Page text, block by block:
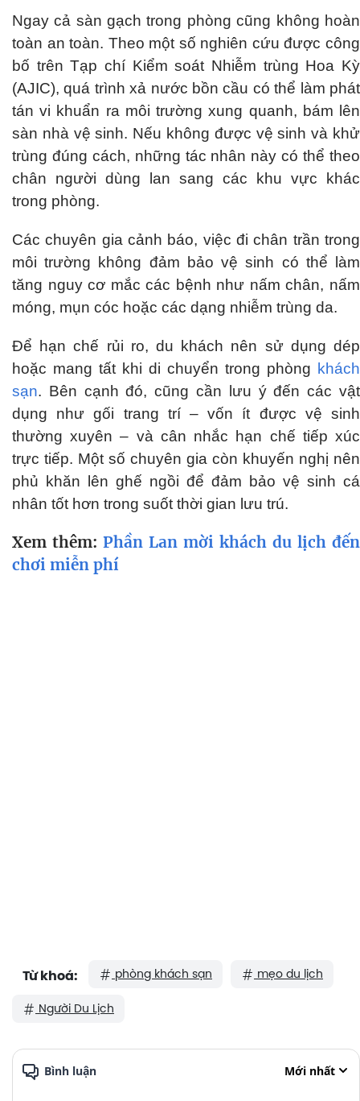
Ngay cả sàn gạch trong phòng cũng không hoàn
toàn an toàn. Theo một số nghiên cứu được công
bố trên Tạp chí Kiểm soát Nhiễm trùng Hoa Kỳ
(AJIC), quá trình xả nước bồn cầu có thể làm phát
tán vi khuẩn ra môi trường xung quanh, bám lên
sàn nhà vệ sinh. Nếu không được vệ sinh và khử
trùng đúng cách, những tác nhân này có thể theo
chân người dùng lan sang các khu vực khác
trong phòng.
Các chuyên gia cảnh báo, việc đi chân trần trong
môi trường không đảm bảo vệ sinh có thể làm
tăng nguy cơ mắc các bệnh như nấm chân, nấm
móng, mụn cóc hoặc các dạng nhiễm trùng da.
Để hạn chế rủi ro, du khách nên sử dụng dép
hoặc mang tất khi di chuyển trong phòng khách
sạn. Bên cạnh đó, cũng cần lưu ý đến các vật
dụng như gối trang trí – vốn ít được vệ sinh
thường xuyên – và cân nhắc hạn chế tiếp xúc
trực tiếp. Một số chuyên gia còn khuyến nghị nên
phủ khăn lên ghế ngồi để đảm bảo vệ sinh cá
nhân tốt hơn trong suốt thời gian lưu trú.
Xem thêm: Phần Lan mời khách du lịch đến
chơi miễn phí
Từ khoá: phòng khách sạn mẹo du lịch
Người Du Lịch
Bình luận Mới nhất